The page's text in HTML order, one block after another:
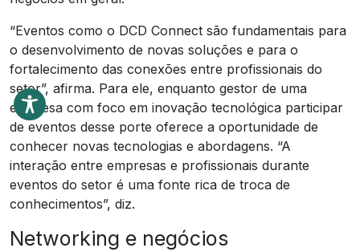
“Eventos como o DCD Connect são fundamentais para
o desenvolvimento de novas soluções e para o
fortalecimento das conexões entre profissionais do
setor”, afirma. Para ele, enquanto gestor de uma
empresa com foco em inovação tecnológica participar
de eventos desse porte oferece a oportunidade de
conhecer novas tecnologias e abordagens. “A
interação entre empresas e profissionais durante
eventos do setor é uma fonte rica de troca de
conhecimentos”, diz.
Networking e negócios